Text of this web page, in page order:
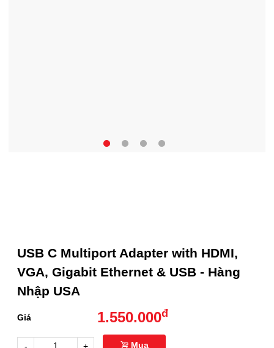
USB C Multiport Adapter with HDMI,
VGA, Gigabit Ethernet & USB - Hàng
Nhập USA
Giá 1.550.000đ
- + Mua